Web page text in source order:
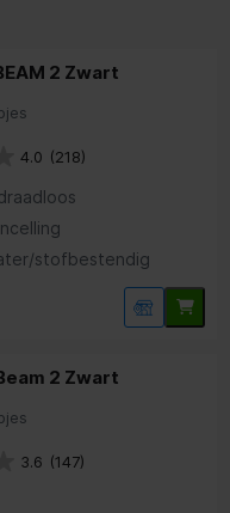
media hebben wij ons
zijn alle
gebruik niet
voor meer informatie
2 Zwart
4.0 (218)
stofbestendig
2 Zwart
3.6 (147)